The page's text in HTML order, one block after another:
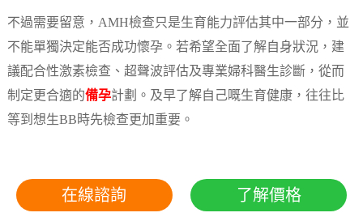
不過需要留意，AMH檢查只是生育能力評估其中一部分，並
不能單獨決定能否成功懷孕。若希望全面了解自身狀況，建
議配合性激素檢查、超聲波評估及專業婦科醫生診斷，從而
制定更合適的備孕計劃。及早了解自己嘅生育健康，往往比
等到想生BB時先檢查更加重要。
在線諮詢 了解價格